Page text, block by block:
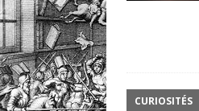
CURIOSITÉS